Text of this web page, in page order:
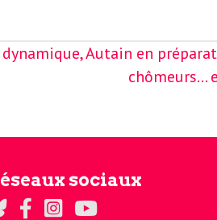
Autain en
chômeurs…
sociaux
sur Twitter
Regards sur Facebook
Regards sur Instagram
La chaine Regards